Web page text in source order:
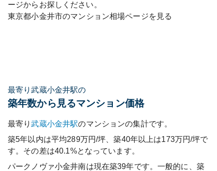
ージからお探しください。
東京都小金井市のマンション相場ページを見る
最寄り武蔵小金井駅の
築年数から見るマンション価格
最寄り武蔵小金井駅のマンションの集計です。
築5年以内は平均289万円/坪、築40年以上は173万円/坪で
す。その差は40.1%となっています。
パークノヴァ小金井南は現在築39年です。一般的に、築